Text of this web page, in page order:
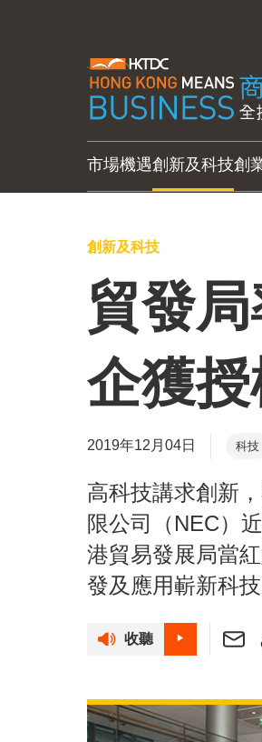
市場機遇創新及科技創
創新及科技
貿發
企獲
2019年12月04日 科技
高科技講求創新
限公司（NEC）
港貿易發展局當
發及應用嶄新科
收聽